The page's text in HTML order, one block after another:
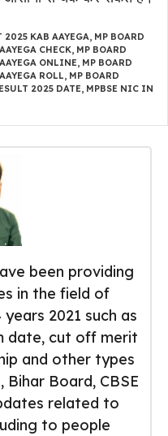
2025 KAB AAYEGA, MP BOARD
CHECK, MP BOARD
ONLINE, MP BOARD
ROLL, MP BOARD
2025 DATE, MPBSE NIC IN
been providing
in the field of
2021 such as
date, cut off merit
and other types
Board, CBSE
related to
to people